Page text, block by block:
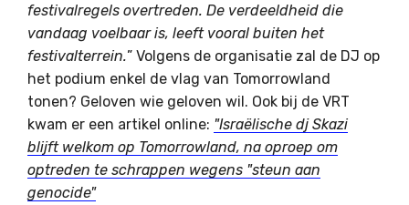
festivalregels overtreden. De verdeeldheid die
vandaag voelbaar is, leeft vooral buiten het
festivalterrein.” Volgens de organisatie zal de DJ op
het podium enkel de vlag van Tomorrowland
tonen? Geloven wie geloven wil. Ook bij de VRT
kwam er een artikel online: "Israëlische dj Skazi
blijft welkom op Tomorrowland, na oproep om
optreden te schrappen wegens "steun aan
genocide"